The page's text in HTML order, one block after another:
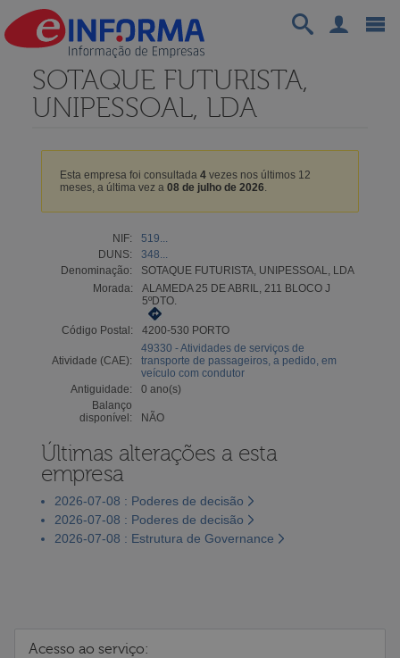
SOTAQUE FUTURISTA,
UNIPESSOAL, LDA
Esta empresa foi consultada 4vezes nos últimos 12
meses, a última vez a 08 de julho de 2026.
NIF:
519...
DUNS:
348...
Denominação:
SOTAQUE FUTURISTA, UNIPESSOAL, LDA
Morada:
ALAMEDA 25 DE ABRIL, 211 BLOCO J
5ºDTO.
Código Postal: 4200-530 PORTO
Atividade (CAE):
49330 - Atividades de serviços de
transporte de passageiros, a pedido, em
veículo com condutor
Antiguidade:
0 ano(s)
Balanço
disponível:
NÃO
Últimas alterações a esta
empresa
2026-07-08 : Poderes de decisão
2026-07-08 : Poderes de decisão
2026-07-08 : Estrutura de Governance
Acesso ao serviço: